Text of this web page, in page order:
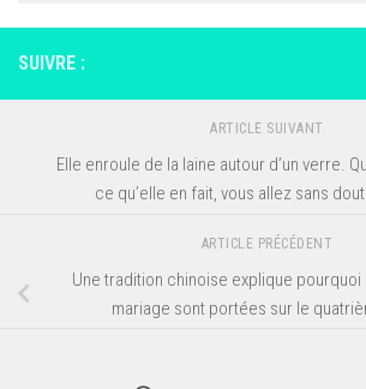
SUIVRE :
ARTICLE SUIVANT
Elle enroule de la laine autour d’un verre.
ce qu’elle en fait, vous allez sans
ARTICLE PRÉCÉDENT
Une tradition chinoise explique
mariage sont portées sur le